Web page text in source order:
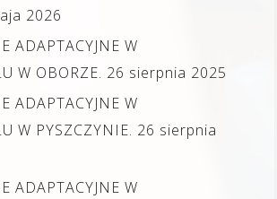
2026
ADAPTACYJNE W
W OBORZE. 26 sierpnia 2025
ADAPTACYJNE W
W PYSZCZYNIE. 26 sierpnia
ADAPTACYJNE W